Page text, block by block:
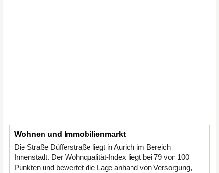
Wohnen und Immobilienmarkt
Die Straße Düfferstraße liegt in Aurich im Bereich
Innenstadt. Der Wohnqualität-Index liegt bei 79 von 100
Punkten und bewertet die Lage anhand von Versorgung,